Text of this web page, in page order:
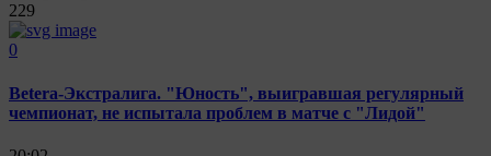
229
0
Betera-Экстралига. "Юность", выигравшая регулярный
чемпионат, не испытала проблем в матче с "Лидой"